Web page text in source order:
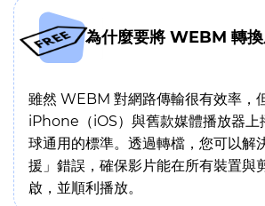
為什麼要將 WEBM 轉
雖然 WEBM 對網路傳輸很有效率，
iPhone（iOS）與舊款媒體播放器上
球通用的標準。透過轉檔，您可以解
援」錯誤，確保影片能在所有裝置與
啟，並順利播放。